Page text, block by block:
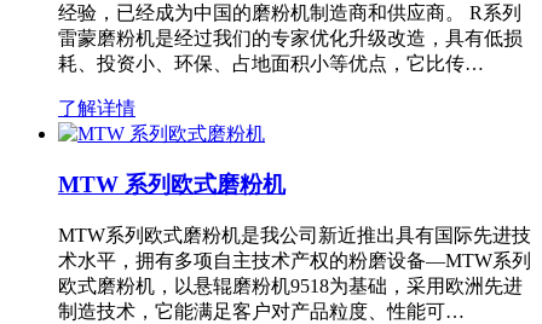
经验，已经成为中国的磨粉机制造商和供应商。 R系列
雷蒙磨粉机是经过我们的专家优化升级改造，具有低损
耗、投资小、环保、占地面积小等优点，它比传…
了解详情
MTW 系列欧式磨粉机
MTW系列欧式磨粉机是我公司新近推出具有国际先进技
术水平，拥有多项自主技术产权的粉磨设备—MTW系列
欧式磨粉机，以悬辊磨粉机9518为基础，采用欧洲先进
制造技术，它能满足客户对产品粒度、性能可…